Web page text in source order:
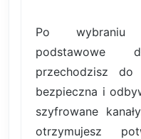
Po wybraniu
podstawowe
przechodzisz do
bezpieczna i
szyfrowane
otrzymujesz